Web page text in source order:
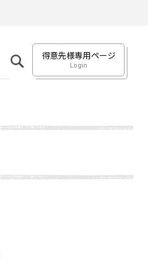
得意先様専用ページ
Login